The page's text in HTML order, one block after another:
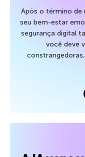
Após o término de
seu bem-estar
segurança digital
você deve